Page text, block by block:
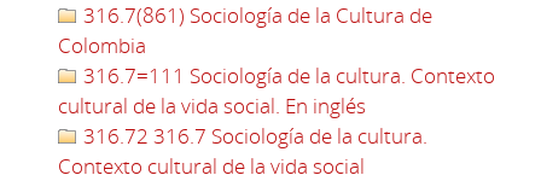
316.7(861) Sociología de la Cultura de
Colombia
316.7=111 Sociología de la cultura. Contexto
cultural de la vida social. En inglés
316.72 316.7 Sociología de la cultura.
Contexto cultural de la vida social